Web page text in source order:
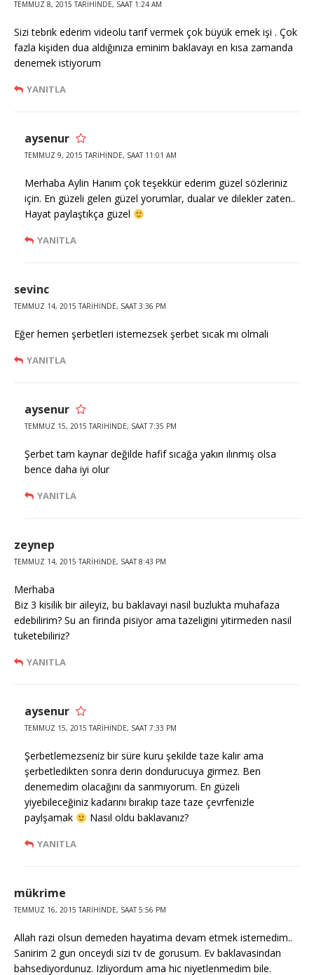
TEMMUZ 8, 2015 TARIHINDE, SAAT 1:24 AM
Sizi tebrik ederim videolu tarif vermek çok büyük emek işi . Çok
fazla kişiden dua aldığınıza eminim baklavayı en kısa zamanda
denemek istiyorum
YANITLA
aysenur
TEMMUZ 9, 2015 TARIHINDE, SAAT 11:01 AM
Merhaba Aylin Hanım çok teşekkür ederim güzel sözleriniz
için. En güzeli gelen güzel yorumlar, dualar ve dilekler zaten..
Hayat paylaştıkça güzel
YANITLA
sevinc
TEMMUZ 14, 2015 TARIHINDE, SAAT 3:36 PM
Eğer hemen şerbetleri istemezsek şerbet sıcak mı olmali
YANITLA
aysenur
TEMMUZ 15, 2015 TARIHINDE, SAAT 7:35 PM
Şerbet tam kaynar değilde hafif sıcağa yakın ılınmış olsa
bence daha iyi olur
YANITLA
zeynep
TEMMUZ 14, 2015 TARIHINDE, SAAT 8:43 PM
Merhaba
Biz 3 kisilik bir aileyiz, bu baklavayi nasil buzlukta muhafaza
edebilirim? Su an firinda pisiyor ama tazeligini yitirmeden nasil
tuketebiliriz?
YANITLA
aysenur
TEMMUZ 15, 2015 TARIHINDE, SAAT 7:33 PM
Şerbetlemezseniz bir süre kuru şekilde taze kalır ama
şerbetledikten sonra derin dondurucuya girmez. Ben
denemedim olacağını da sanmıyorum. En güzeli
yiyebileceğiniz kadarını bırakıp taze taze çevrfenizle
paylşamak
Nasıl oldu baklavanız?
YANITLA
mükrime
TEMMUZ 16, 2015 TARIHINDE, SAAT 5:56 PM
Allah razi olsun demeden hayatima devam etmek istemedim..
Sanirim 2 gun onceydi sizi tv de gorusum. Ev baklavasindan
bahsediyordunuz. Izliyordum ama hic niyetlenmedim bile.